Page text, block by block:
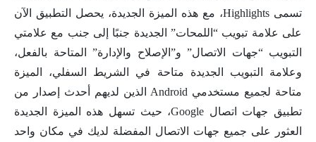
تسمى Highlights، مع هذه الميزة الجديدة، يحصل التطبيق الآن
على علامة تبويب “اللمحات” الجديدة جنبًا إلى جنب مع علامتي
التبويب “جهات الاتصال” و”الإصلاح والإدارة” المتاحة بالفعل،
وعلامة التبويب الجديدة متاحة في الشريط السفلي، الميزة
متاحة لجميع مستخدمي Android الذين لديهم أحدث إصدار من
تطبيق جهات اتصال Google، حيث تسهل هذه الميزة الجديدة
العثور على جميع جهات الاتصال المفضلة لديك في مكان واحد